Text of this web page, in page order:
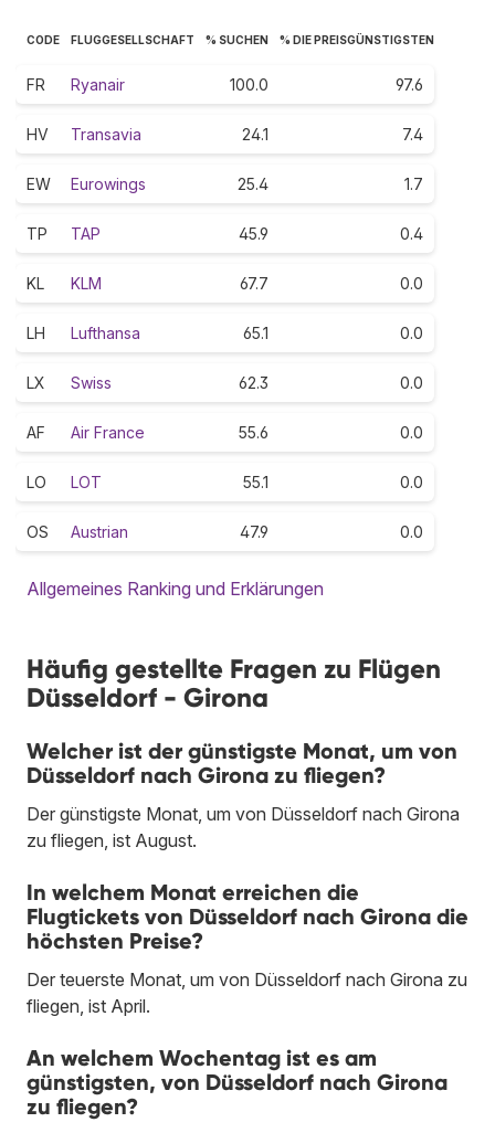
CODE FLUGGESELLSCHAFT % SUCHEN % DIE PREISGÜNSTIGSTEN
FR Ryanair 100.0 97.6
HV Transavia 24.1 7.4
EW Eurowings 25.4 1.7
TP TAP 45.9 0.4
KL KLM 67.7 0.0
LH Lufthansa 65.1 0.0
LX Swiss 62.3 0.0
AF Air France 55.6 0.0
LO LOT 55.1 0.0
OS Austrian 47.9 0.0
Allgemeines Ranking und Erklärungen
Häufig gestellte Fragen zu Flügen
Düsseldorf - Girona
Welcher ist der günstigste Monat, um von
Düsseldorf nach Girona zu fliegen?
Der günstigste Monat, um von Düsseldorf nach Girona
zu fliegen, ist August.
In welchem Monat erreichen die
Flugtickets von Düsseldorf nach Girona die
höchsten Preise?
Der teuerste Monat, um von Düsseldorf nach Girona zu
fliegen, ist April.
An welchem Wochentag ist es am
günstigsten, von Düsseldorf nach Girona
zu fliegen?